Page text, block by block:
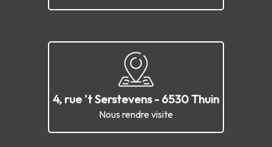
4, rue 't Serstevens - 6530 Thuin
Nous rendre visite